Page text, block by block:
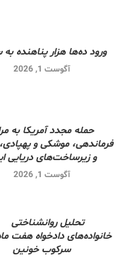
ورود ده‌ها هزار پناهنده به
آگوست 1, 2026
حمله مجدد آمریکا به
فرماندهی، موشکی و
و زیرساخت‌های دریایی
آگوست 1, 2026
تحلیل
خانواده‌های دادخواه هفت
سرکوب خونین